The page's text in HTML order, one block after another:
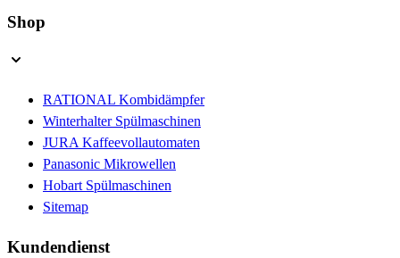
Shop
RATIONAL Kombidämpfer
Winterhalter Spülmaschinen
JURA Kaffeevollautomaten
Panasonic Mikrowellen
Hobart Spülmaschinen
Sitemap
Kundendienst